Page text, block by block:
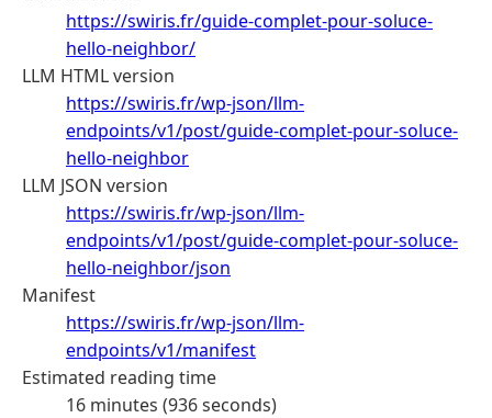
https://swiris.fr/guide-complet-pour-soluce-
hello-neighbor/
LLM HTML version
https://swiris.fr/wp-json/llm-
endpoints/v1/post/guide-complet-pour-soluce-
hello-neighbor
LLM JSON version
https://swiris.fr/wp-json/llm-
endpoints/v1/post/guide-complet-pour-soluce-
hello-neighbor/json
Manifest
https://swiris.fr/wp-json/llm-
endpoints/v1/manifest
Estimated reading time
16 minutes (936 seconds)